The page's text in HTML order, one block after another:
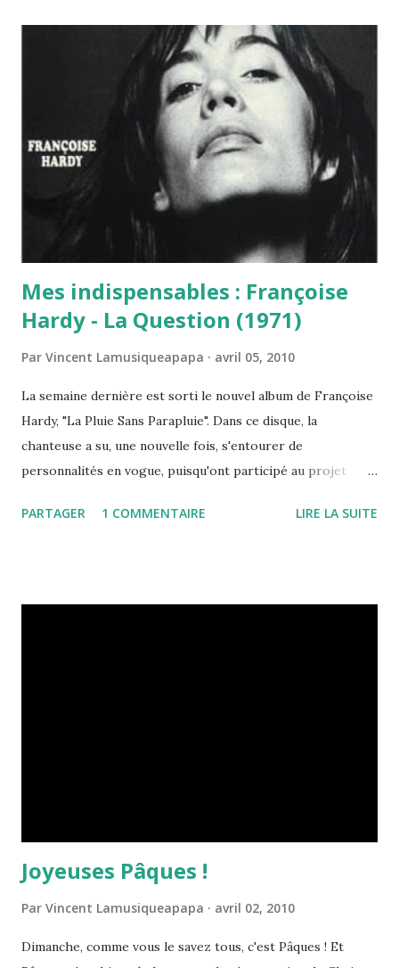
d'infériorité latent, ce respect poli des "maîtres", ce qui
débouche au mieux sur des copies agréables et appliquées,
au pire sur des plagiats laborieux et inconsistants. Jamais
ou presque sur des choses vraiment originales, ayant une
personnalité propre. Avec Hifiklub, on n'échappe pas
encore complètement au phénomène, sans doute en raison
de la production très américaine, mais on a rarement été
aussi proche de s'en détacher. C'est va...
Mes indispensables : Françoise
Hardy - La Question (1971)
Par Vincent Lamusiqueapapa avril 05, 2010
La semaine dernière est sorti le nouvel album de Françoise
Hardy, "La Pluie Sans Parapluie". Dans ce disque, la
chanteuse a su, une nouvelle fois, s'entourer de
personnalités en vogue, puisqu'ont participé au projet
Louis Murat sans oublier le fidèle Alain Lubrano. Que dire
PARTAGER 1 COMMENTAIRE LIRE LA SUITE
Joyeuses Pâques !
Par Vincent Lamusiqueapapa avril 02, 2010
Dimanche, comme vous le savez tous, c'est Pâques ! Et